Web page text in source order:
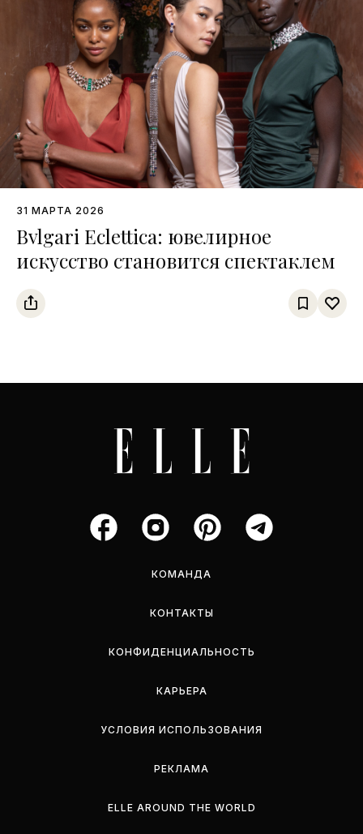
31 МАРТА 2026
Bvlgari Eclettica: ювелирное
искусство становится спектаклем
КОМАНДА
КОНТАКТЫ
КОНФИДЕНЦИАЛЬНОСТЬ
КАРЬЕРА
УСЛОВИЯ ИСПОЛЬЗОВАНИЯ
РЕКЛАМА
ELLE AROUND THE WORLD